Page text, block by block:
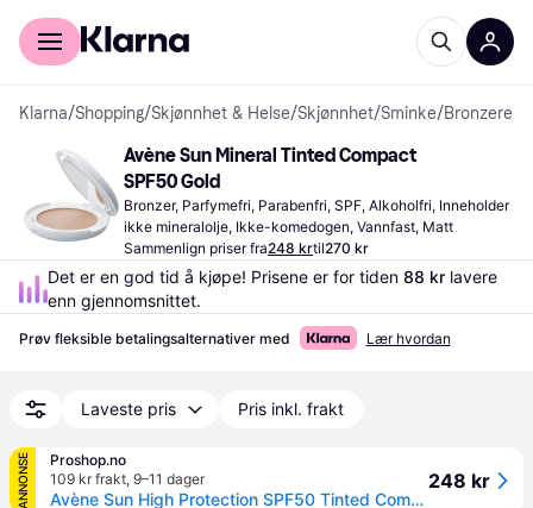
For kunder
Klarna/Shopping/Skjønnhet & Helse/Skjønnhet/Sminke/Bronzere
Avène Sun Mineral Tinted Compact
SPF50 Gold
Bronzer, Parfymefri, Parabenfri, SPF, Alkoholfri, Inneholder
ikke mineralolje, Ikke-komedogen, Vannfast, Matt
Sammenlign priser fra248 krtil270 kr
Det er en god tid å kjøpe! Prisene er for tiden 88 kr lavere
enn gjennomsnittet.
Prøv fleksible betalingsalternativer med Lær hvordan
Laveste pris Pris inkl. frakt
ANNONSE
Proshop.no
109 kr frakt, 9–11 dager
Avène Sun High Protection SPF50 Tinted Compact 10 g- Honey
248 kr